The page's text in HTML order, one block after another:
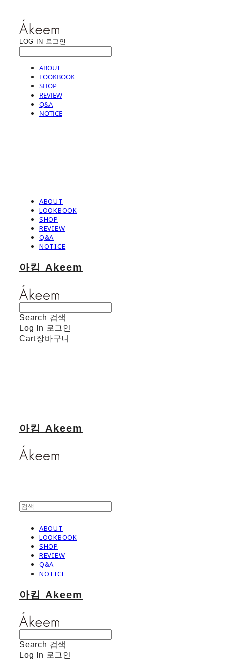
LOG IN 로그인
ABOUT
LOOKBOOK
SHOP
REVIEW
Q&A
NOTICE
ABOUT
LOOKBOOK
SHOP
REVIEW
Q&A
NOTICE
아킴 Akeem
Search 검색
Log In 로그인
Cart장바구니
아킴 Akeem
ABOUT
LOOKBOOK
SHOP
REVIEW
Q&A
NOTICE
아킴 Akeem
Search 검색
Log In 로그인